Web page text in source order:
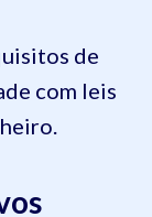
de
com leis